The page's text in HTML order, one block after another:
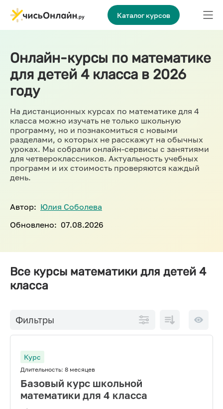
Каталог курсов
Онлайн-курсы по математике
для детей 4 класса в 2026
году
На дистанционных курсах по математике для 4
класса можно изучать не только школьную
программу, но и познакомиться с новыми
разделами, о которых не расскажут на обычных
уроках. Мы собрали онлайн-сервисы с занятиями
для четвероклассников. Актуальность учебных
программ и их стоимость проверяются каждый
день.
Автор: Юлия Соболева
Обновлено: 07.08.2026
Все курсы математики для детей 4
класса
Фильтры
возрастанию
10 на
Курс
Длительность: 8 месяцев
Базовый курс школьной
математики для 4 класса